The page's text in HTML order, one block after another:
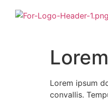
Lorem ipsum
convallis.